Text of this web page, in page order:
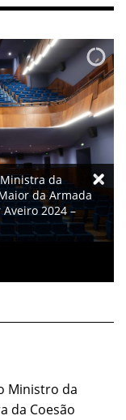
da
da Armada
2024 –
Ministro da
da Coesão